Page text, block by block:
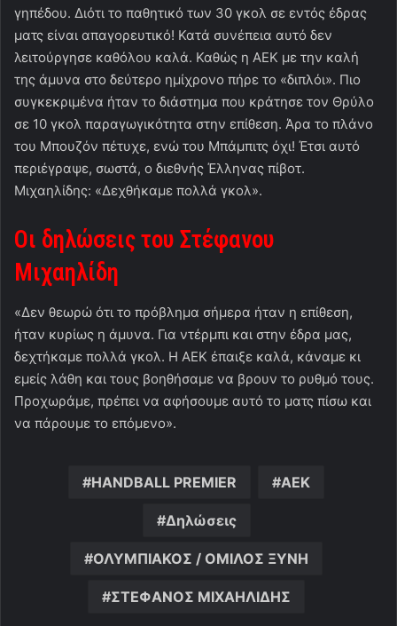
γηπέδου. Διότι το παθητικό των 30 γκολ σε εντός έδρας
ματς είναι απαγορευτικό! Κατά συνέπεια αυτό δεν
λειτούργησε καθόλου καλά. Καθώς η ΑΕΚ με την καλή
της άμυνα στο δεύτερο ημίχρονο πήρε το «διπλόι». Πιο
συγκεκριμένα ήταν το διάστημα που κράτησε τον Θρύλο
σε 10 γκολ παραγωγικότητα στην επίθεση. Άρα το πλάνο
του Μπουζόν πέτυχε, ενώ του Μπάμπιτς όχι! Έτσι αυτό
περιέγραψε, σωστά, ο διεθνής Έλληνας πίβοτ.
Μιχαηλίδης: «Δεχθήκαμε πολλά γκολ».
Οι δηλώσεις του Στέφανου
Μιχαηλίδη
«Δεν θεωρώ ότι το πρόβλημα σήμερα ήταν η επίθεση,
ήταν κυρίως η άμυνα. Για ντέρμπι και στην έδρα μας,
δεχτήκαμε πολλά γκολ. Η ΑΕΚ έπαιξε καλά, κάναμε κι
εμείς λάθη και τους βοηθήσαμε να βρουν το ρυθμό τους.
Προχωράμε, πρέπει να αφήσουμε αυτό το ματς πίσω και
να πάρουμε το επόμενο».
HANDBALL PREMIER ΑΕΚ
Δηλώσεις
ΟΛΥΜΠΙΑΚΟΣ / ΟΜΙΛΟΣ ΞΥΝΗ
ΣΤΕΦΑΝΟΣ ΜΙΧΑΗΛΙΔΗΣ